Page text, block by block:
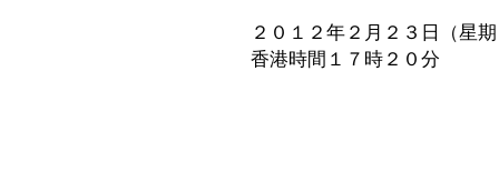
２０１２年２月２３日（星
香港時間１７時２０分